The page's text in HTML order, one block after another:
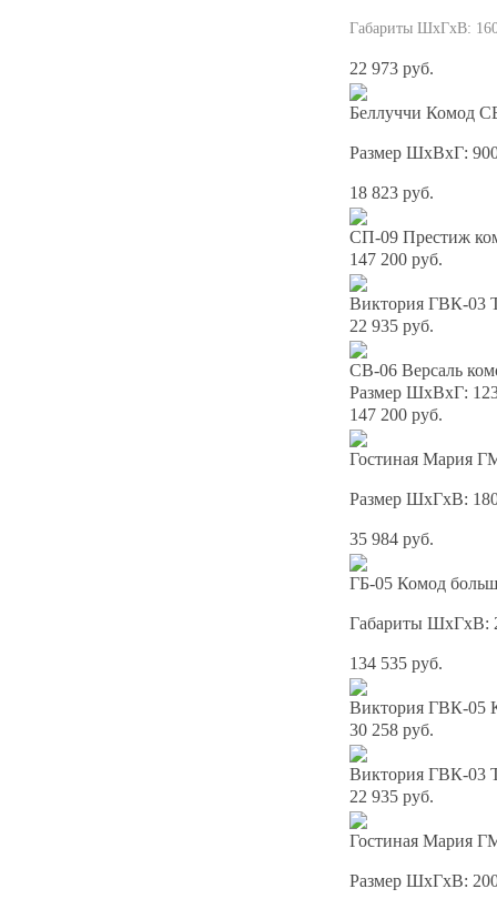
Габариты ШхГхВ:
22 973 руб.
Беллуччи Комод
Размер ШхВхГ:
18 823 руб.
СП-09 Престиж
147 200 руб.
Виктория ГВК-03
22 935 руб.
СВ-06 Версаль
Размер ШхВхГ:
147 200 руб.
Гостиная Мария
Размер ШхГхВ:
35 984 руб.
ГБ-05 Комод
Габариты ШхГхВ:
134 535 руб.
Виктория ГВК-05
30 258 руб.
Виктория ГВК-03
22 935 руб.
Гостиная Мария
Размер ШхГхВ: